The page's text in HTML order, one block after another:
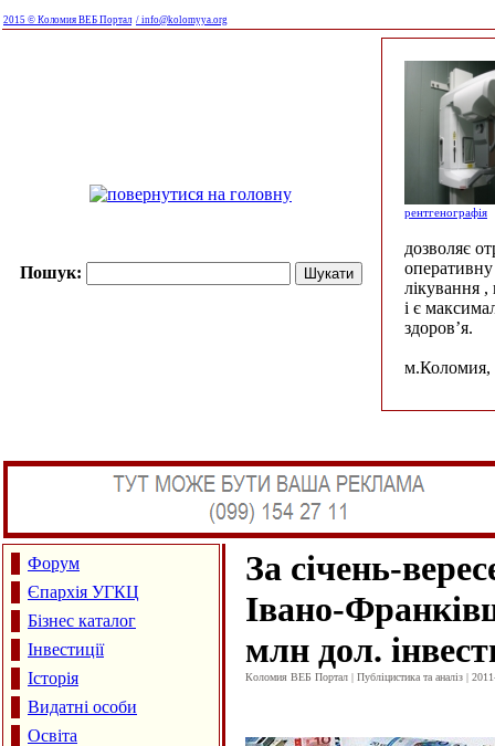
2015 © Коломия ВЕБ Портал / info@kolomyya.org
Пошук:
рентгенографія
дозволяє
лікування ,
і є
здоров’я.
м.Коломия,
Форум
Єпархія УГКЦ
Бізнес каталог
Інвестиції
Історія
Видатні особи
Освіта
За січень-
Івано-
млн дол.
Коломия ВЕБ Портал | Публіцистика та аналіз |